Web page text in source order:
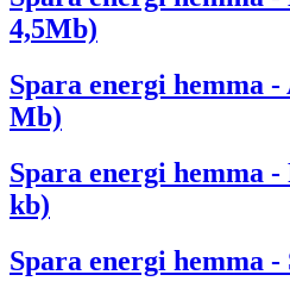
4,5Mb)
Spara energi hemma
Mb)
Spara energi hemma
kb)
Spara energi hemma